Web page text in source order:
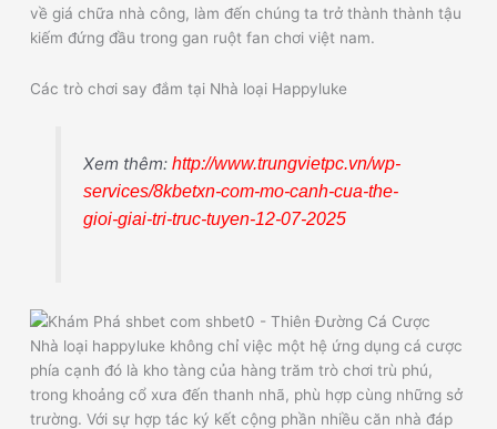
về giá chữa nhà công, làm đến chúng ta trở thành thành tậu
kiếm đứng đầu trong gan ruột fan chơi việt nam.
Các trò chơi say đắm tại Nhà loại Happyluke
Xem thêm: http://www.trungvietpc.vn/wp-
services/8kbetxn-com-mo-canh-cua-the-
gioi-giai-tri-truc-tuyen-12-07-2025
Nhà loại happyluke không chỉ việc một hệ ứng dụng cá cược
phía cạnh đó là kho tàng của hàng trăm trò chơi trù phú,
trong khoảng cổ xưa đến thanh nhã, phù hợp cùng những sở
trường. Với sự hợp tác ký kết cộng phần nhiều căn nhà đáp